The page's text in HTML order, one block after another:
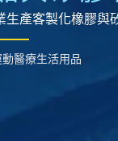
產客製化橡膠與
動醫療生活用品